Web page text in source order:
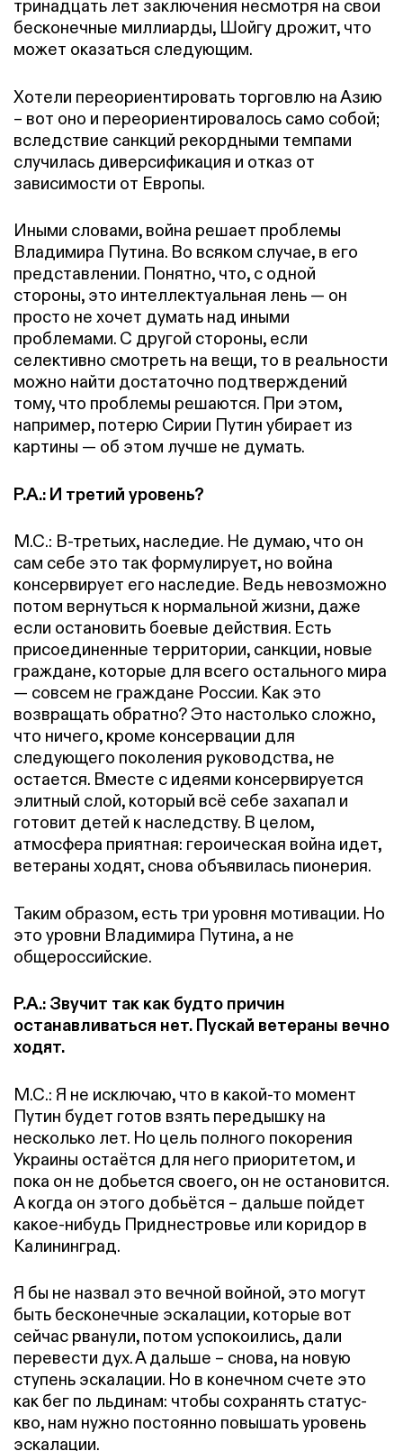
тринадцать лет заключения несмотря на свои
бесконечные миллиарды, Шойгу дрожит, что
может оказаться следующим.
Хотели переориентировать торговлю на Азию
– вот оно и переориентировалось само собой;
вследствие санкций рекордными темпами
случилась диверсификация и отказ от
зависимости от Европы.
Иными словами, война решает проблемы
Владимира Путина. Во всяком случае, в его
представлении. Понятно, что, с одной
стороны, это интеллектуальная лень — он
просто не хочет думать над иными
проблемами. С другой стороны, если
селективно смотреть на вещи, то в реальности
можно найти достаточно подтверждений
тому, что проблемы решаются. При этом,
например, потерю Сирии Путин убирает из
картины — об этом лучше не думать.
Р.А.: И третий уровень?
М.С.: В-третьих, наследие. Не думаю, что он
сам себе это так формулирует, но война
консервирует его наследие. Ведь невозможно
потом вернуться к нормальной жизни, даже
если остановить боевые действия. Есть
присоединенные территории, санкции, новые
граждане, которые для всего остального мира
— совсем не граждане России. Как это
возвращать обратно? Это настолько сложно,
что ничего, кроме консервации для
следующего поколения руководства, не
остается. Вместе с идеями консервируется
элитный слой, который всё себе захапал и
готовит детей к наследству. В целом,
атмосфера приятная: героическая война идет,
ветераны ходят, снова объявилась пионерия.
Таким образом, есть три уровня мотивации. Но
это уровни Владимира Путина, а не
общероссийские.
Р.А.: Звучит так как будто причин
останавливаться нет. Пускай ветераны вечно
ходят.
М.С.: Я не исключаю, что в какой-то момент
Путин будет готов взять передышку на
несколько лет. Но цель полного покорения
Украины остаётся для него приоритетом, и
пока он не добьется своего, он не остановится.
А когда он этого добьётся – дальше пойдет
какое-нибудь Приднестровье или коридор в
Калининград.
Я бы не назвал это вечной войной, это могут
быть бесконечные эскалации, которые вот
сейчас рванули, потом успокоились, дали
перевести дух. А дальше – снова, на новую
ступень эскалации. Но в конечном счете это
как бег по льдинам: чтобы сохранять статус-
кво, нам нужно постоянно повышать уровень
эскалации.